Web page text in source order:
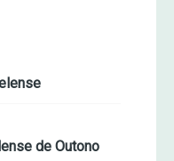
de Outono